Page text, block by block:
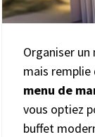
Organiser
mais remplie
menu de
vous optiez
buffet